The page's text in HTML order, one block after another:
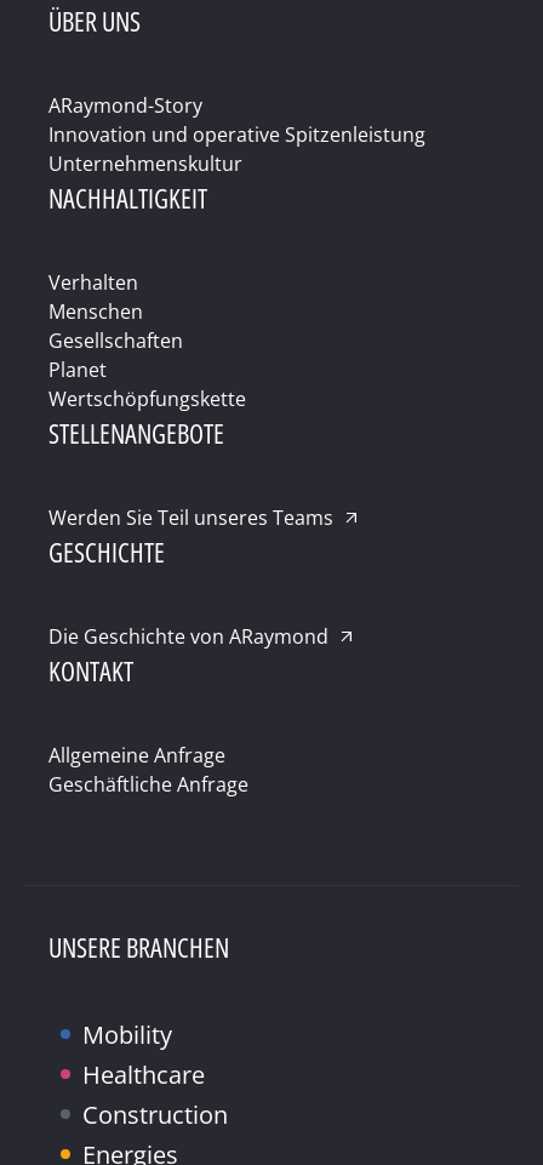
ÜBER UNS
ARaymond-Story
Innovation und operative Spitzenleistung
Unternehmenskultur
NACHHALTIGKEIT
Verhalten
Menschen
Gesellschaften
Planet
Wertschöpfungskette
STELLENANGEBOTE
Werden Sie Teil unseres Teams
GESCHICHTE
Die Geschichte von ARaymond
KONTAKT
Allgemeine Anfrage
Geschäftliche Anfrage
UNSERE BRANCHEN
Mobility
Healthcare
Construction
Energies